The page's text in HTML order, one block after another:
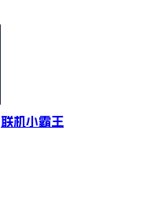
联机小霸王